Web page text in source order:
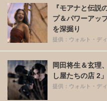
『モアナと伝説
プ＆パワーアッ
を深掘り
提供：ウォルト・デ
岡田将生＆玄理
し屋たちの店 2
提供：ウォルト・デ